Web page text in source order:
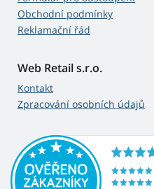
Obchodní podmínky
Reklamační řád
Web Retail s.r.o.
Kontakt
Zpracování osobních údajů